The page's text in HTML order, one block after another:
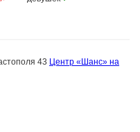
43 Центр «Шанс» на